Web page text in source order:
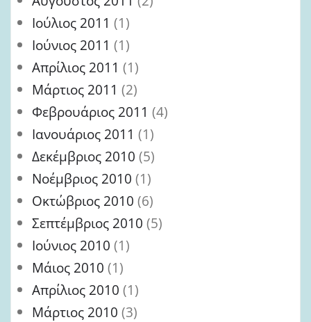
Ιούλιος 2011 (1)
Ιούνιος 2011 (1)
Απρίλιος 2011 (1)
Μάρτιος 2011 (2)
Φεβρουάριος 2011 (4)
Ιανουάριος 2011 (1)
Δεκέμβριος 2010 (5)
Νοέμβριος 2010 (1)
Οκτώβριος 2010 (6)
Σεπτέμβριος 2010 (5)
Ιούνιος 2010 (1)
Μάιος 2010 (1)
Απρίλιος 2010 (1)
Μάρτιος 2010 (3)